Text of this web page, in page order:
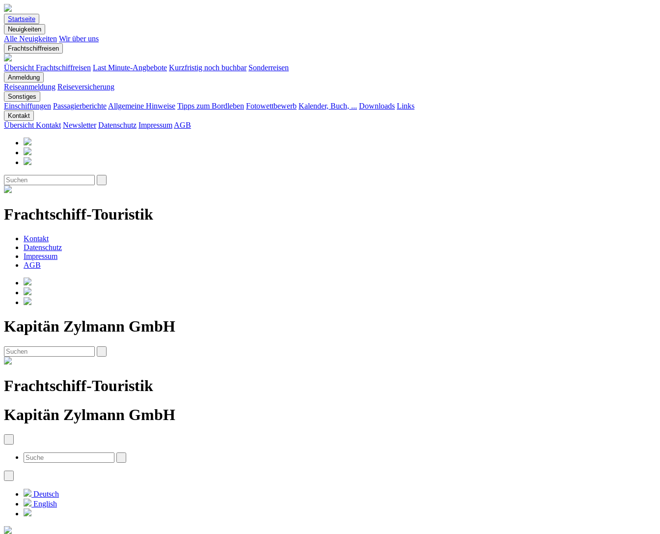
Startseite
Neuigkeiten
Alle Neuigkeiten Wir über uns
Frachtschiffreisen
Übersicht Frachtschiffreisen Last Minute-Angbebote Kurzfristig noch buchbar Sonderreisen
Anmeldung
Reiseanmeldung Reiseversicherung
Sonstiges
Einschiffungen Passagierberichte Allgemeine Hinweise Tipps zum Bordleben Fotowettbewerb Kalender, Buch, ... Downloads Links
Kontakt
Übersicht Kontakt Newsletter Datenschutz Impressum AGB
Frachtschiff-Touristik
Kontakt
Datenschutz
Impressum
AGB
Kapitän Zylmann GmbH
Frachtschiff-Touristik
Kapitän Zylmann GmbH
Deutsch
English